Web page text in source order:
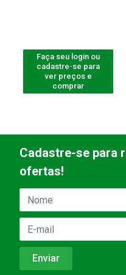
Faça seu login ou
cadastre-se para
ver preços e
comprar
Cadastre-se para
ofertas!